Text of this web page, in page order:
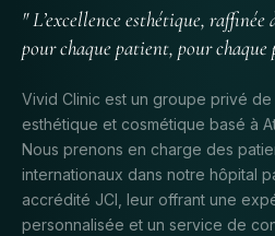
" L’excellence esthétique,
pour chaque patient, pour chaque
Vivid Clinic est un groupe privé de
esthétique et cosmétique basé à
Nous prenons en charge des
internationaux dans notre hôpital
accrédité JCI, leur offrant une
personnalisée et un service de